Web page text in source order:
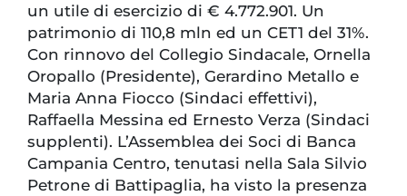
un utile di esercizio di € 4.772.901. Un
patrimonio di 110,8 mln ed un CET1 del 31%.
Con rinnovo del Collegio Sindacale, Ornella
Oropallo (Presidente), Gerardino Metallo e
Maria Anna Fiocco (Sindaci effettivi),
Raffaella Messina ed Ernesto Verza (Sindaci
supplenti). L’Assemblea dei Soci di Banca
Campania Centro, tenutasi nella Sala Silvio
Petrone di Battipaglia, ha visto la presenza